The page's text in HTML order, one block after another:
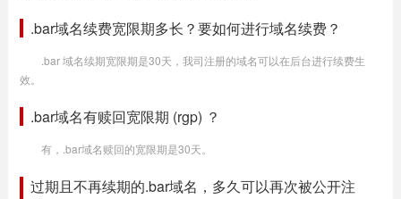
.bar域名续费宽限期多长？要如何进行域名续费？
.bar 域名续期宽限期是30天，我司注册的域名可以在后台进行续费生
效。
.bar域名有赎回宽限期 (rgp) ？
有，.bar域名赎回的宽限期是30天。
过期且不再续期的.bar域名，多久可以再次被公开注